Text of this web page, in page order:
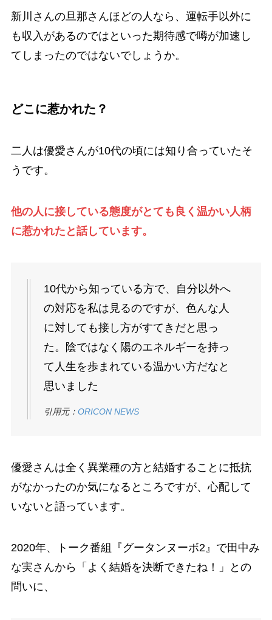
新川さんの旦那さんほどの人なら、運転手以外に
も収入があるのではといった期待感で噂が加速し
てしまったのではないでしょうか。
どこに惹かれた？
二人は優愛さんが10代の頃には知り合っていたそ
うです。
他の人に接している態度がとても良く温かい人柄
に惹かれたと話しています。
10代から知っている方で、自分以外へ
の対応を私は見るのですが、色んな人
に対しても接し方がすてきだと思っ
た。陰ではなく陽のエネルギーを持っ
て人生を歩まれている温かい方だなと
思いました
引用元： ORICON NEWS
優愛さんは全く異業種の方と結婚することに抵抗
がなかったのか気になるところですが、心配して
いないと語っています。
2020年、トーク番組『グータンヌーボ2』で田中み
な実さんから「よく結婚を決断できたね！」との
問いに、